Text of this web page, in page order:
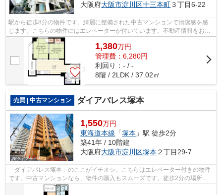
大阪府大阪市淀川区十三本町３丁目6-22
駅から徒歩8分の物件です。綺麗に整備された中古マンションで清潔感を感
じます。こちらの物件にはエレベーターが付いています。不動産情報をお求
めならライフサービスにご依頼を。こだ...
1,380万円
管理費：6,280円
利回り：- / -
8階 / 2LDK / 37.02㎡
売買 | 中古マンション ダイアパレス塚本
1,550万円
東海道本線 「塚本 」駅 徒歩2分
築41年 / 10階建
大阪府大阪市淀川区塚本 ２丁目29-7
「ダイアパレス塚本」のここがイチオシ。こちらはエレベーター付きの物件
です。中古マンションなら、物件の購入もスムーズです。徒歩2分の場所に
駅のある物件です。不動産のことで悩み...